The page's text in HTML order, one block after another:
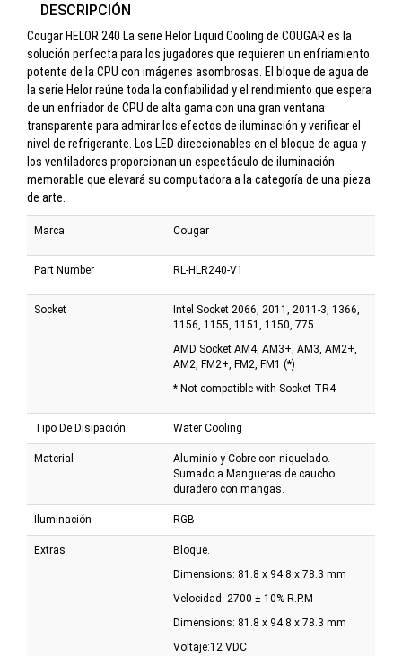
DESCRIPCIÓN
Cougar HELOR 240 La serie Helor Liquid Cooling de COUGAR es la
solución perfecta para los jugadores que requieren un enfriamiento
potente de la CPU con imágenes asombrosas. El bloque de agua de
la serie Helor reúne toda la confiabilidad y el rendimiento que espera
de un enfriador de CPU de alta gama con una gran ventana
transparente para admirar los efectos de iluminación y verificar el
nivel de refrigerante. Los LED direccionables en el bloque de agua y
los ventiladores proporcionan un espectáculo de iluminación
memorable que elevará su computadora a la categoría de una pieza
de arte.
Marca Cougar
Part Number RL-HLR240-V1
Socket
Intel Socket 2066, 2011, 2011-3, 1366,
1156, 1155, 1151, 1150, 775
AMD Socket AM4, AM3+, AM3, AM2+,
AM2, FM2+, FM2, FM1 (*)
* Not compatible with Socket TR4
Tipo De Disipación Water Cooling
Material
Aluminio y Cobre con niquelado.
Sumado a Mangueras de caucho
duradero con mangas.
Iluminación RGB
Extras
Bloque.
Dimensions: 81.8 x 94.8 x 78.3 mm
Velocidad: 2700 ± 10% R.P.M
Dimensions: 81.8 x 94.8 x 78.3 mm
Voltaje:12 VDC